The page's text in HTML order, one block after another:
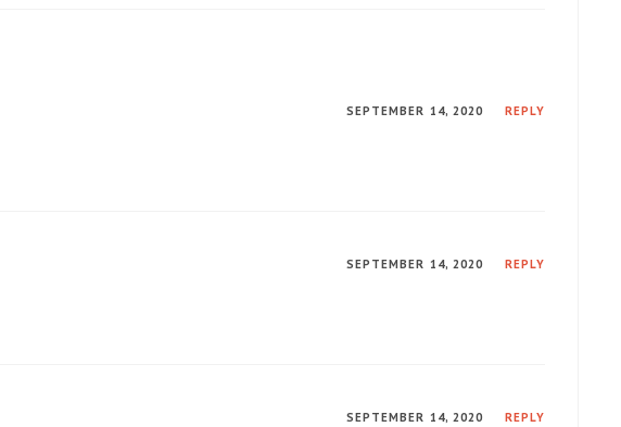
SEPTEMBER 14, 2020 REPLY
SEPTEMBER 14, 2020 REPLY
SEPTEMBER 14, 2020 REPLY